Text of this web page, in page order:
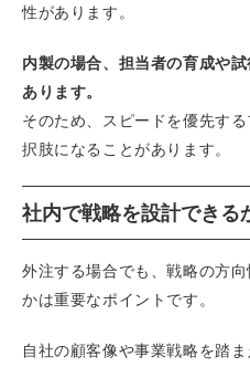
性があります。
内製の場合、担当者の育成や
あります。
そのため、スピードを優先す
択肢になることがあります。
社内で戦略を設計できる
外注する場合でも、戦略の方
かは重要なポイントです。
自社の顧客像や事業戦略を踏